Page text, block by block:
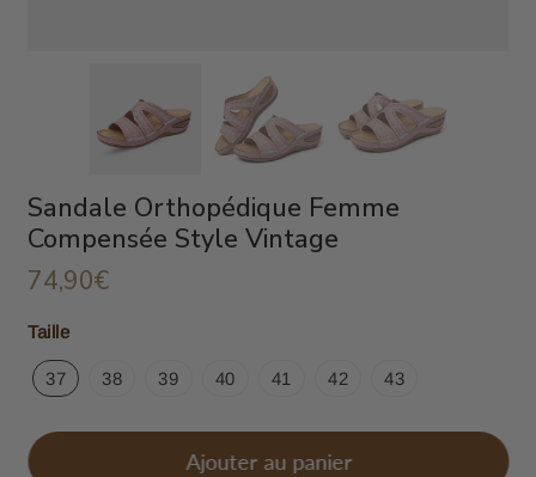
Sandale Orthopédique Femme
Compensée Style Vintage
74,90€
price
Taille
37 38 39 40 41 42 43
Ajouter au panier